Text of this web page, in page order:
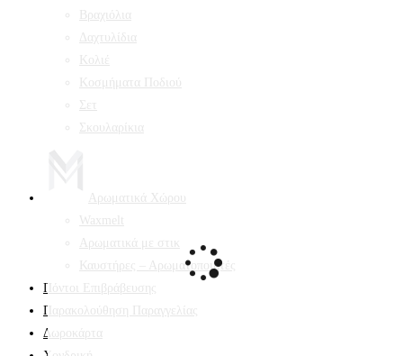
Βραχιόλια
Δαχτυλίδια
Κολιέ
Κοσμήματα Ποδιού
Σετ
Σκουλαρίκια
Αρωματικά Χώρου
Waxmelt
Αρωματικά με στικ
Καυστήρες – Αρωματοποιητές
Πόντοι Επιβράβευσης
Παρακολούθηση Παραγγελίας
Δωροκάρτα